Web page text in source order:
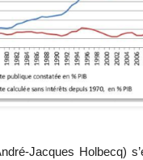
Jacques Holbecq)